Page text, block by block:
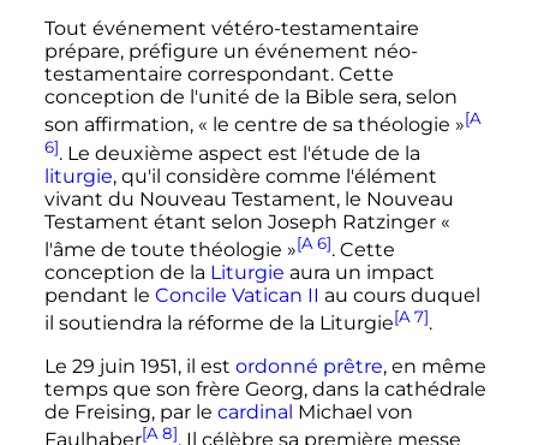
Tout événement vétéro-testamentaire
prépare, préfigure un événement néo-
testamentaire correspondant. Cette
conception de l'unité de la Bible sera, selon
son affirmation, « le centre de sa théologie »[A
6]. Le deuxième aspect est l'étude de la
liturgie, qu'il considère comme l'élément
vivant du Nouveau Testament, le Nouveau
Testament étant selon Joseph Ratzinger «
l'âme de toute théologie »[A 6]. Cette
conception de la Liturgie aura un impact
pendant le Concile Vatican II au cours duquel
il soutiendra la réforme de la Liturgie[A 7].
Le 29 juin 1951, il est ordonné prêtre, en même
temps que son frère Georg, dans la cathédrale
de Freising, par le cardinal Michael von
Faulhaber[A 8]. Il célèbre sa première messe